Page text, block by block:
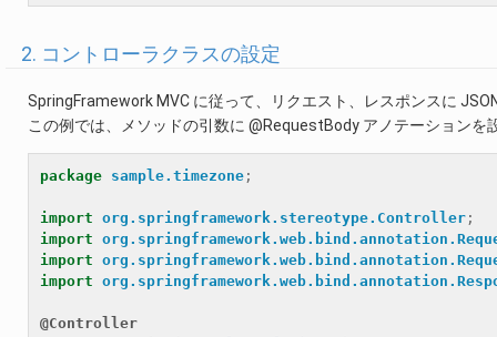
2. コントローラクラスの設定
SpringFramework MVC に従って、リクエスト、レスポンスに
この例では、メソッドの引数に @RequestBody アノテーション
package sample.timezone ;
import org.springframework.stereotype.Controller ;
import
import
import
@Controller